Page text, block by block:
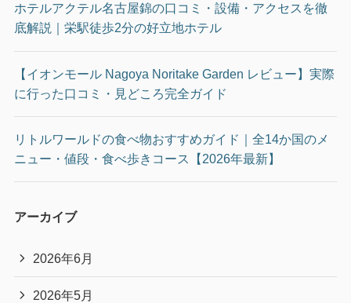
ホテルアクテル名古屋錦の口コミ・設備・アクセスを徹
底解説｜栄駅徒歩2分の好立地ホテル
【イオンモール Nagoya Noritake Garden レビュー】実際
に行った口コミ・見どころ完全ガイド
リトルワールドの食べ物おすすめガイド｜全14か国のメ
ニュー・値段・食べ歩きコース【2026年最新】
アーカイブ
2026年6月
2026年5月